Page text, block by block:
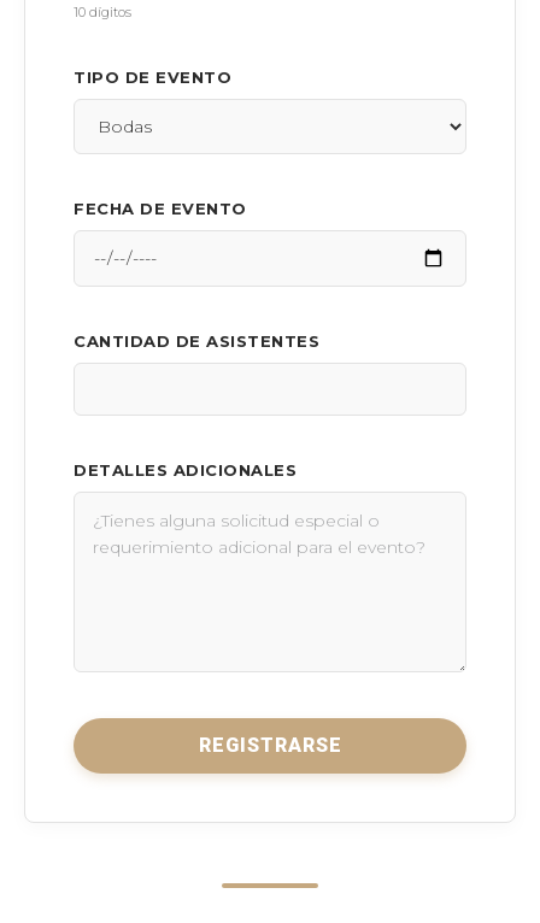
10 dígitos
TIPO DE EVENTO
FECHA DE EVENTO
CANTIDAD DE ASISTENTES
DETALLES ADICIONALES
REGISTRARSE